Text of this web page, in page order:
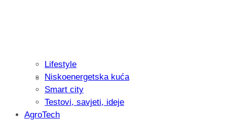
Isprobali smo: Thermostar
Lifestyle
Niskoenergetska kuća
Smart city
Testovi, savjeti, ideje
AgroTech